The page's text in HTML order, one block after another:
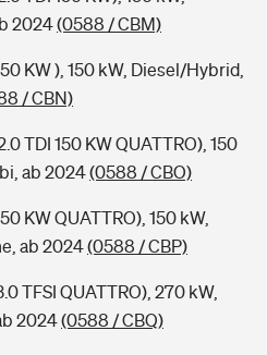
2024(0588 / CBM)
KW ), 150 kW, Diesel/Hybrid,
/ CBN)
TDI 150 KW QUATTRO), 150
ab 2024(0588 / CBO)
KW QUATTRO), 150 kW,
ab 2024(0588 / CBP)
TFSI QUATTRO), 270 kW,
2024(0588 / CBQ)